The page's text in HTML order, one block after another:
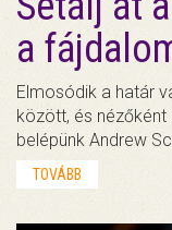
a
Elmosódik a határ
között, és nézőként
belépünk Andrew
TOVÁBB